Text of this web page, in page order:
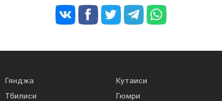
Гянджа
Кутаиси
Тбилиси
Гюмри